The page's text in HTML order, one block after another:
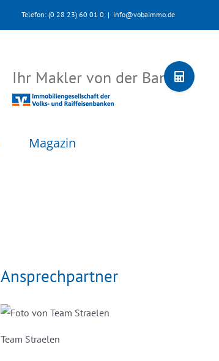
Telefon: (0 28 23) 60 01 0 | info@vobaimmo.de
Ihr Makler von der Bank
Magazin
Ansprechpartner
Team Straelen
Toggle
Sliding